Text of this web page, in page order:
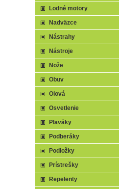
Lodné motory
Nadväzce
Nástrahy
Nástroje
Nože
Obuv
Olová
Osvetlenie
Plaváky
Podberáky
Podložky
Prístrešky
Repelenty